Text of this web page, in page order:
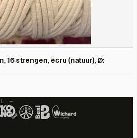
16 strengen, écru (natuur), Ø:
—